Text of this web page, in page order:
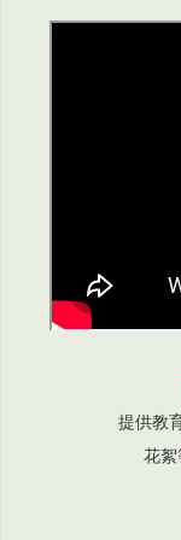
提供教
花絮